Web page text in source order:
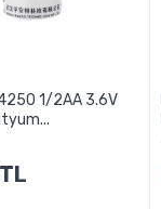
1/2AA 3.6V